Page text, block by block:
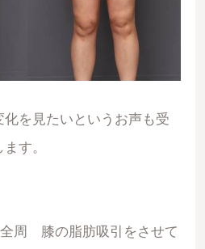
を見たいというお声も受
す。
周 膝の脂肪吸引をさせて